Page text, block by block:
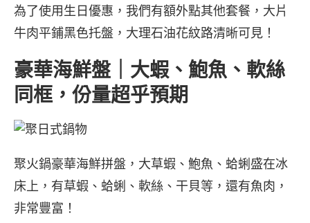
為了使用生日優惠，我們有額外點其他套餐，大片
牛肉平鋪黑色托盤，大理石油花紋路清晰可見！
豪華海鮮盤｜大蝦、鮑魚、軟絲
同框，份量超乎預期
聚火鍋豪華海鮮拼盤，大草蝦、鮑魚、蛤蜊盛在冰
床上，有草蝦、蛤蜊、軟絲、干貝等，還有魚肉，
非常豐富！